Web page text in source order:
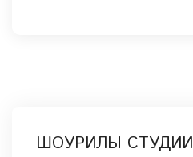
ШОУРИЛЫ СТУДИИ